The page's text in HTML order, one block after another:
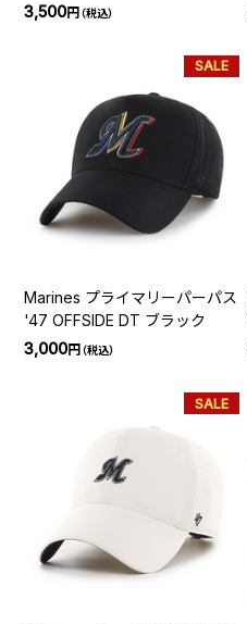
3,500円（税込）
SALE
Marines プライマリーパーパス
'47 OFFSIDE DT ブラック
3,000円（税込）
SALE